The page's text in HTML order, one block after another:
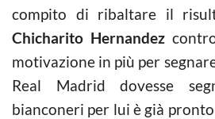
compito di ribaltare il
Chicharito Hernandez
motivazione in più per
Real Madrid dovesse
bianconeri per lui è già